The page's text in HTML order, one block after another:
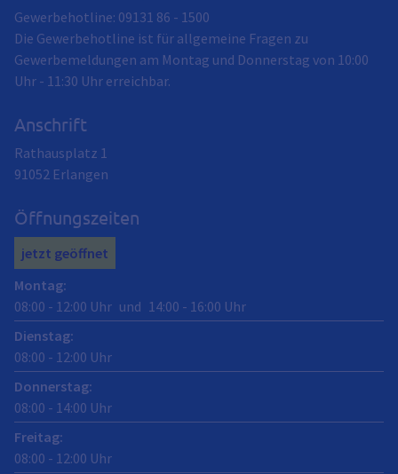
Gewerbehotline: 09131 86 - 1500
Die Gewerbehotline ist für allgemeine Fragen zu
Gewerbemeldungen am Montag und Donnerstag von 10:00
Uhr - 11:30 Uhr erreichbar.
Anschrift
Rathausplatz 1
91052 Erlangen
Öffnungszeiten
jetzt geöffnet
Montag:
08:00 - 12:00 Uhr und 14:00 - 16:00 Uhr
Dienstag:
08:00 - 12:00 Uhr
Donnerstag:
08:00 - 14:00 Uhr
Freitag:
08:00 - 12:00 Uhr